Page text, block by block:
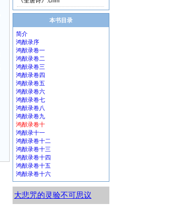
本书目录
简介
鸿猷录序
鸿猷录卷一
鸿猷录卷二
鸿猷录卷三
鸿猷录卷四
鸿猷录卷五
鸿猷录卷六
鸿猷录卷七
鸿猷录卷八
鸿猷录卷九
鸿猷录卷十
鸿猷录十一
鸿猷录卷十二
鸿猷录卷十三
鸿猷录卷十四
鸿猷录卷十五
鸿猷录卷十六
大悲咒的灵验不可思议